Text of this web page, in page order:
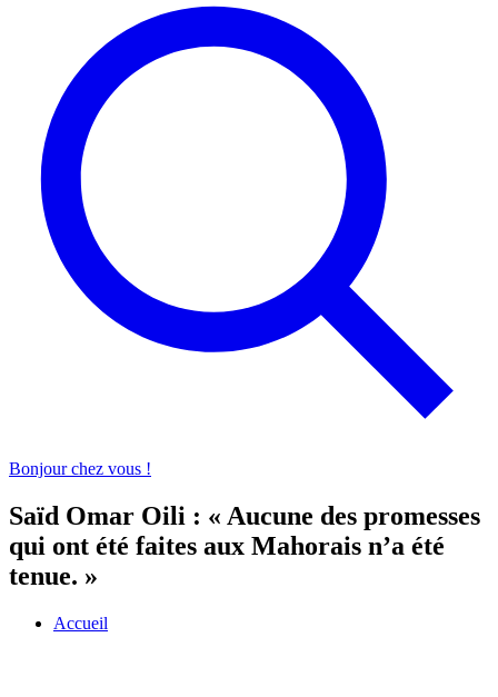
Bonjour chez vous !
Saïd Omar Oili : « Aucune des promesses
qui ont été faites aux Mahorais n’a été
tenue. »
Accueil